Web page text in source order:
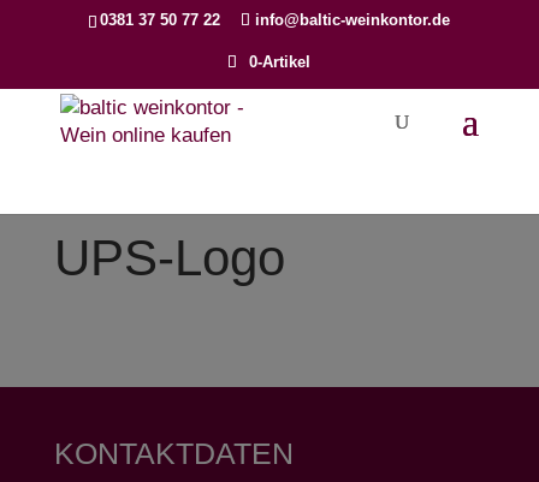
0381 37 50 77 22 info@baltic-weinkontor.de
0-Artikel
search
UPS-Logo
KONTAKTDATEN